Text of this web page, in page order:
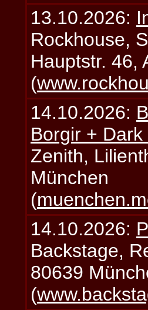
13.10.2026:
Rockhouse,
Hauptstr. 46,
(
14.10.2026:
Borgir +
Zenith,
München
(
14.10.2026:
Backstage,
80639
(